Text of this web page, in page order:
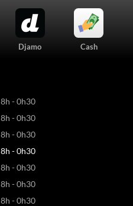
Djamo Cash
8h - 0h30
8h - 0h30
8h - 0h30
8h - 0h30
8h - 0h30
8h - 0h30
8h - 0h30